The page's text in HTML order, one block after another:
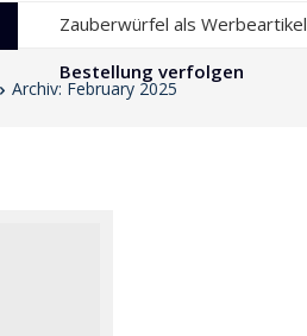
Zauberwürfel als Werbeartikel
Bestellung verfolgen
Archiv: February 2025